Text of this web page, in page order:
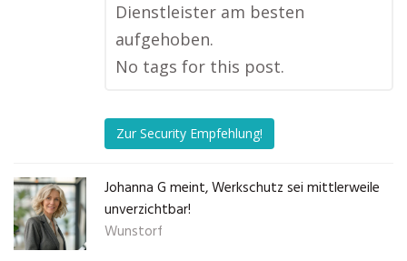
Dienstleister am besten
aufgehoben.
No tags for this post.
Zur Security Empfehlung!
Johanna G meint, Werkschutz sei mittlerweile
unverzichtbar!
Wunstorf